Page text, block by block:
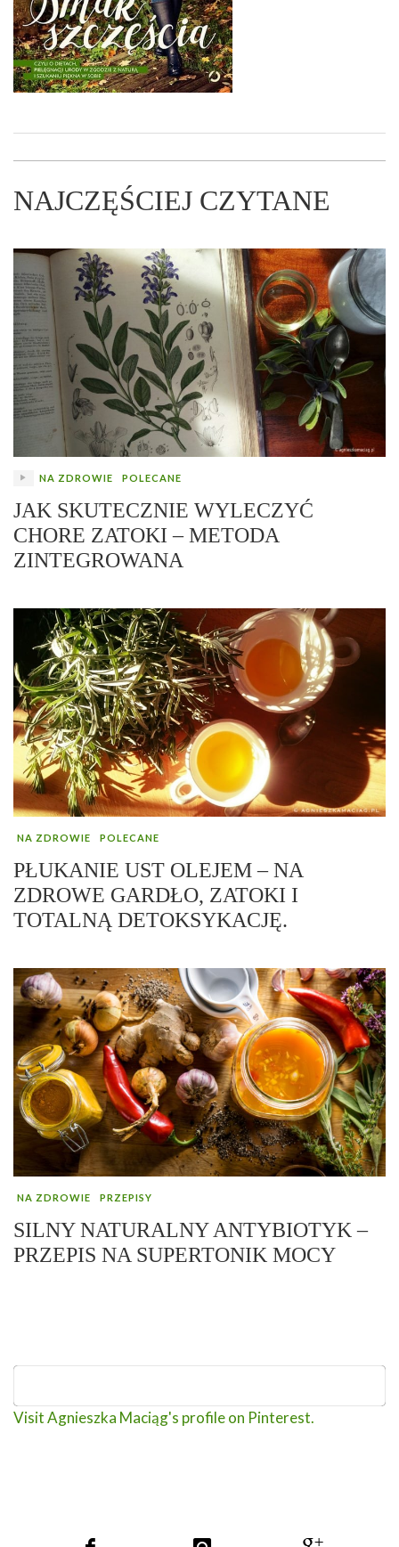
NAJCZĘŚCIEJ CZYTANE
NA ZDROWIE POLECANE
JAK SKUTECZNIE WYLECZYĆ
CHORE ZATOKI – METODA
ZINTEGROWANA
NA ZDROWIE POLECANE
PŁUKANIE UST OLEJEM – NA
ZDROWE GARDŁO, ZATOKI I
TOTALNĄ DETOKSYKACJĘ.
NA ZDROWIE PRZEPISY
SILNY NATURALNY ANTYBIOTYK –
PRZEPIS NA SUPERTONIK MOCY
Visit Agnieszka Maciąg's profile on Pinterest.